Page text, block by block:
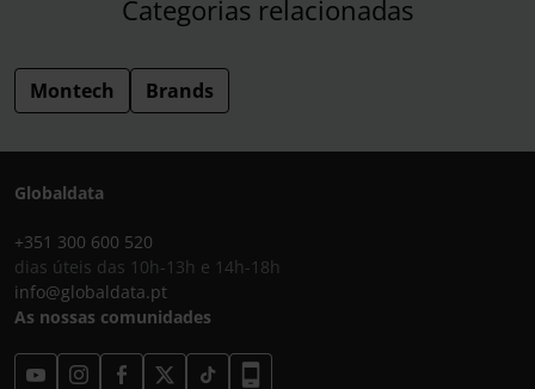
Categorias relacionadas
Montech Brands
Globaldata
+351 300 600 520
dias úteis das 10h-13h e 14h-18h
info@globaldata.pt
As nossas comunidades